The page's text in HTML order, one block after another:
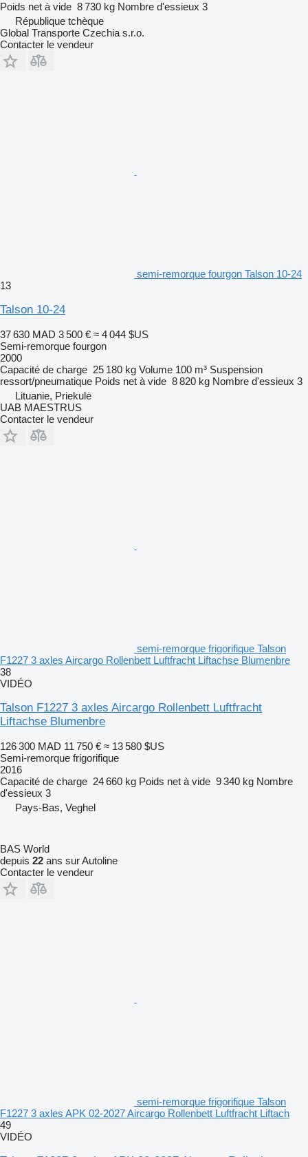
Poids net à vide 8 730 kg Nombre d'essieux 3
République tchèque
Global Transporte Czechia s.r.o.
Contacter le vendeur
semi-remorque fourgon Talson 10-24
13
Talson 10-24
37 630 MAD 3 500 € ≈ 4 044 $US
Semi-remorque fourgon
2000
Capacité de charge 25 180 kg Volume 100 m³ Suspension
ressort/pneumatique Poids net à vide 8 820 kg Nombre d'essieux 3
Lituanie, Priekulė
UAB MAESTRUS
Contacter le vendeur
semi-remorque frigorifique Talson
F1227 3 axles Aircargo Rollenbett Luftfracht Liftachse Blumenbre
38
VIDÉO
Talson F1227 3 axles Aircargo Rollenbett Luftfracht
Liftachse Blumenbre
126 300 MAD 11 750 € ≈ 13 580 $US
Semi-remorque frigorifique
2016
Capacité de charge 24 660 kg Poids net à vide 9 340 kg Nombre
d'essieux 3
Pays-Bas, Veghel
BAS World
depuis 22 ans sur Autoline
Contacter le vendeur
semi-remorque frigorifique Talson
F1227 3 axles APK 02-2027 Aircargo Rollenbett Luftfracht Liftach
49
VIDÉO